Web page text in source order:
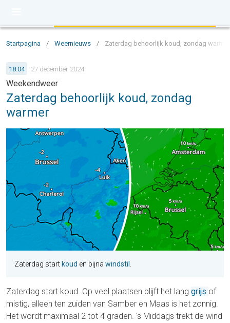
Startpagina / Weernieuws / Zaterdag behoorlijk koud, zondag warmer
18:04 27 december 2024
Weekendweer
Zaterdag behoorlijk koud, zondag
warmer
Zaterdag start koud en bijna windstil
Zaterdag start koud. Op veel plaatsen blijft het lang grijs of
mistig, alleen ten zuiden van Samber en Maas is het zonnig.
Het wordt maximaal 2 tot 4 graden. 's Middags trekt de wind